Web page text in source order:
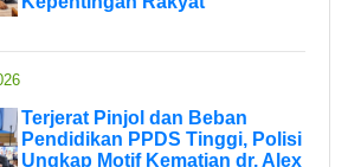
Terjerat Pinjol dan Beban
Pendidikan PPDS Tinggi, Polisi
Ungkap Motif Kematian dr. Alex